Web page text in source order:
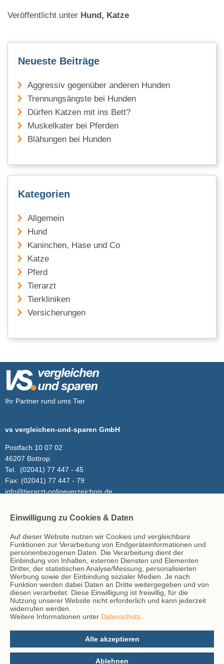
Veröffentlicht unter Hund, Katze
Neueste Beiträge
Aggressiv gegenüber anderen Hunden
Trennungsängste bei Hunden
Dürfen Katzen mit ins Bett?
Muskelkater bei Pferden
Blähungen bei Hunden
Kategorien
Allgemein
Hund
Kaninchen, Hase und Co
Katze
Pferd
Tierarzt
Tierkliniken
Versicherungen
Ihr Partner rund ums Tier
vs vergleichen-und-sparen GmbH
Postfach 10 07 02
46207 Bottrop
Tel.
(02041) 77 447 - 45
Fax: (02041) 77 447 - 79
info@tierarzt-onlineverzeichnis.de
Inhalt
Tierarzt-Suche
Blog
Hinweise
AGB
Impressum
Datenschutz
Einwilligung zu Cookies & Daten
Auf dieser Website nutzen wir Cookies und vergleichbare
Funktionen zur Verarbeitung von Endgeräteinformationen und
personenbezogenen Daten. Die Verarbeitung dient der
Einbindung von Inhalten, externen Diensten und Elementen
Dritter, der statistischen Analyse/Messung, personalisierten
Werbung sowie der Einbindung sozialer Medien. Je nach
Funktion werden dabei Daten an Dritte weitergegeben und von
diesen verarbeitet. Diese Einwilligung ist freiwillig, für die
Nutzung unserer Website nicht erforderlich und kann jederzeit
widerrufen werden.
Weitere Informationen unter Datenschutz
Alle akzeptieren
Ablehnen